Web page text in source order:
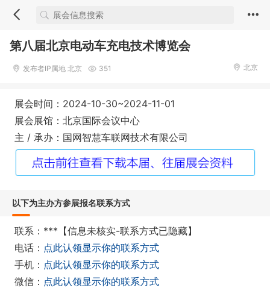
第八届北京电动车充电技术博览会
发布者IP属地 北京 351 北京
展会时间：2024-10-30~2024-11-01
展会展馆：北京国际会议中心
主 / 承办：国网智慧车联网技术有限公司
以下为主办方参展报名联系方式
联系：***【信息未核实-联系方式已隐藏】
电话： 点此认领显示你的联系方式
手机： 点此认领显示你的联系方式
微信： 点此认领显示你的联系方式